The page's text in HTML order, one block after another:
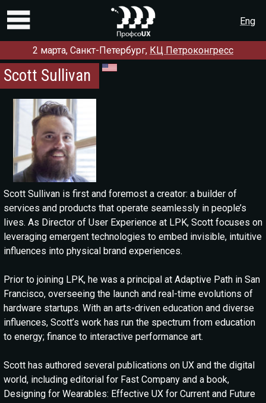
Eng
Программа
Регистрация
Доклады и мастер-классы
Партнёры
Докладчикам
О конференции
Контакты
Предыдущие конференции:
2018 2017 2016 2015 2014 2013 2012
2 марта, Санкт-Петербург, КЦ Петроконгресс
Scott Sullivan
Scott Sullivan is first and foremost a creator: a builder of
services and products that operate seamlessly in people’s
lives. As Director of User Experience at LPK, Scott focuses on
leveraging emergent technologies to embed invisible, intuitive
influences into physical brand experiences.
Prior to joining LPK, he was a principal at Adaptive Path in San
Francisco, overseeing the launch and real-time evolutions of
hardware startups. With an arts-driven education and diverse
influences, Scott’s work has run the spectrum from education
to energy; finance to interactive performance art.
Scott has authored several publications on UX and the digital
world, including editorial for Fast Company and a book,
Designing for Wearables: Effective UX for Current and Future